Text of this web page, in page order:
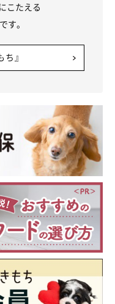
こたえる
す。
』